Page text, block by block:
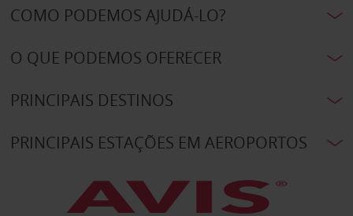
COMO PODEMOS AJUDÁ-LO?
O QUE PODEMOS OFERECER
PRINCIPAIS DESTINOS
PRINCIPAIS ESTAÇÕES EM AEROPORTOS